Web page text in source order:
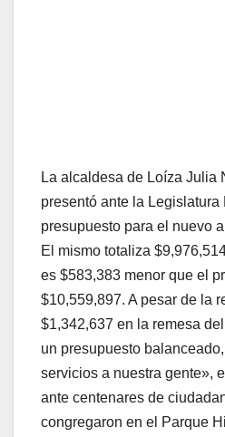
La alcaldesa de Loíza Julia
presentó ante la Legislatura
presupuesto para el nuevo
El mismo totaliza
es $583,383 menor que el
$10,559,897. A pesar de la
$1,342,637 en la remesa
un presupuesto
servicios a nuestra gente»,
ante centenares de
congregaron en el Parque